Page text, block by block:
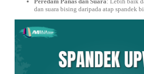
dan suara bising daripada atap spandek